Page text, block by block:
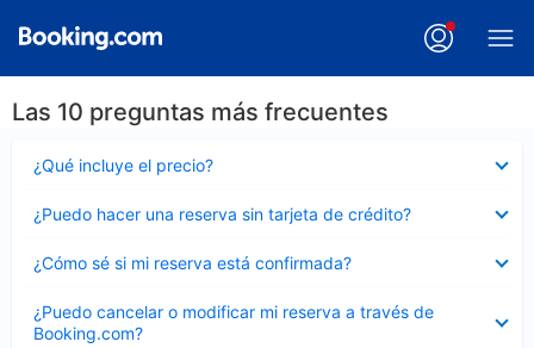
Las 10 preguntas más frecuentes
¿Qué incluye el precio?
cerrado
¿Puedo hacer una reserva sin tarjeta de crédito?
cerrado
¿Cómo sé si mi reserva está confirmada?
cerrado
¿Puedo cancelar o modificar mi reserva a través de
Booking.com?
cerrado